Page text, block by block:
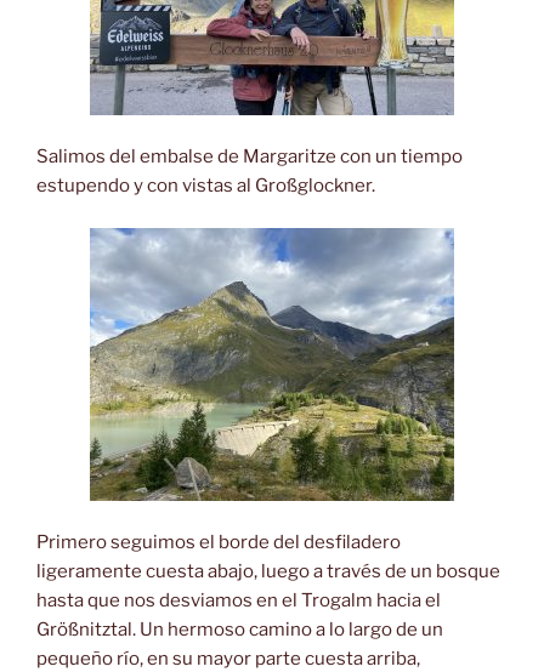
Salimos del embalse de Margaritze con un tiempo
estupendo y con vistas al Großglockner.
Primero seguimos el borde del desfiladero
ligeramente cuesta abajo, luego a través de un bosque
hasta que nos desviamos en el Trogalm hacia el
Größnitztal. Un hermoso camino a lo largo de un
pequeño río, en su mayor parte cuesta arriba,